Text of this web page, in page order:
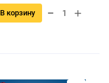
В корзину